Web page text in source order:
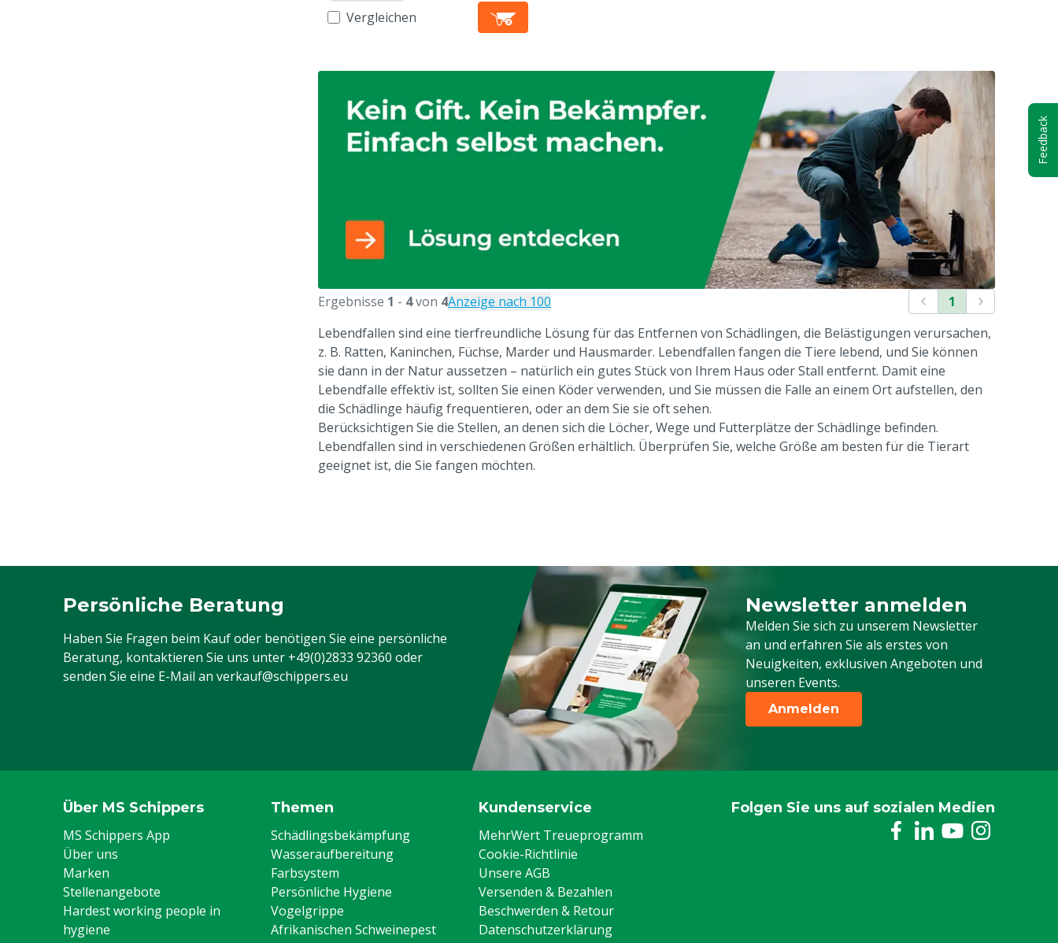
Vergleichen
Ergebnisse 1 - 4von 4Anzeige nach 100
1
Lebendfallen sind eine tierfreundliche Lösung für das Entfernen von Schädlingen, die Belästigungen verursachen,
z. B. Ratten, Kaninchen, Füchse, Marder und Hausmarder. Lebendfallen fangen die Tiere lebend, und Sie können
sie dann in der Natur aussetzen – natürlich ein gutes Stück von Ihrem Haus oder Stall entfernt. Damit eine
Lebendfalle effektiv ist, sollten Sie einen Köder verwenden, und Sie müssen die Falle an einem Ort aufstellen, den
die Schädlinge häufig frequentieren, oder an dem Sie sie oft sehen.
Berücksichtigen Sie die Stellen, an denen sich die Löcher, Wege und Futterplätze der Schädlinge befinden.
Lebendfallen sind in verschiedenen Größen erhältlich. Überprüfen Sie, welche Größe am besten für die Tierart
geeignet ist, die Sie fangen möchten.
Persönliche Beratung
Haben Sie Fragen beim Kauf oder benötigen Sie eine persönliche
Beratung, kontaktieren Sie uns unter +49(0)2833 92360 oder
senden Sie eine E-Mail an verkauf@schippers.eu
Newsletter anmelden
Melden Sie sich zu unserem Newsletter
an und erfahren Sie als erstes von
Neuigkeiten, exklusiven Angeboten und
unseren Events.
Melden Sie sich für unseren Newsletter
Anmelden
Über MS Schippers
MS Schippers App
Über uns
Marken
Stellenangebote
Hardest working people in
hygiene
Themen
Schädlingsbekämpfung
Wasseraufbereitung
Farbsystem
Persönliche Hygiene
Vogelgrippe
Afrikanischen Schweinepest
Kundenservice
MehrWert Treueprogramm
Cookie-Richtlinie
Unsere AGB
Versenden & Bezahlen
Beschwerden & Retour
Datenschutzerklärung
Folgen Sie uns auf sozialen Medien
Feedback